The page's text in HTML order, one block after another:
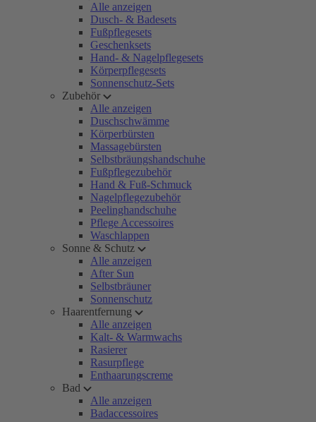
Alle anzeigen
Dusch- & Badesets
Fußpflegesets
Geschenksets
Hand- & Nagelpflegesets
Körperpflegesets
Sonnenschutz-Sets
Zubehör
Alle anzeigen
Duschschwämme
Körperbürsten
Massagebürsten
Selbstbräungshandschuhe
Fußpflegezubehör
Hand & Fuß-Schmuck
Nagelpflegezubehör
Peelinghandschuhe
Pflege Accessoires
Waschlappen
Sonne & Schutz
Alle anzeigen
After Sun
Selbstbräuner
Sonnenschutz
Haarentfernung
Alle anzeigen
Kalt- & Warmwachs
Rasierer
Rasurpflege
Enthaarungscreme
Bad
Alle anzeigen
Badaccessoires